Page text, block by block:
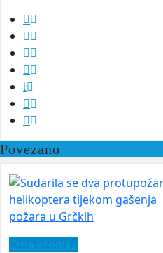
Povezano